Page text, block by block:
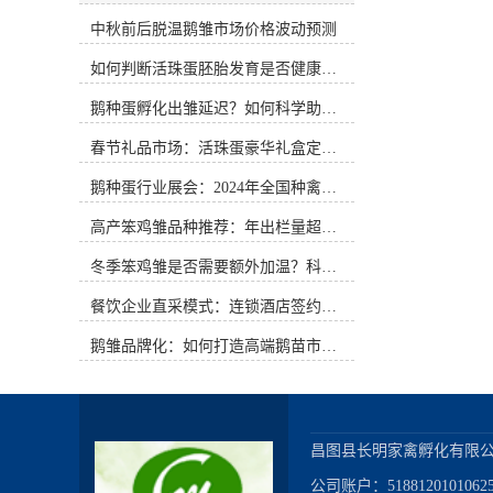
在清洁的浅水塘内进行放水，开端时
刻要短，路要近。6、防治疾病。雏
勤换勤晒，料槽每周用碱水刷1次，
瘟。常见问答：问：怎么调整孵化机
进步出雏质量?答：在操控好很合适孵
化机运转的环境条件后，假如孵化机
内不同方位的种蛋温度还有不同，可
以尝试做以下调整，进步出雏均匀
度。箱体机，在孵化12天左右时，可
位之间相互换位，3、4车位之间相互
的出雏陕慢不一致。巷道机，可以在
1～4车位的上、下方位装置挡风板，
意图是挡住上、下的风，让更多的风
步出雏。众所周知，空气交流在孵化
过程中是一个至关重要的目标。为了
风味的食品正悄然迎来新的发展机
遇。活珠蛋，这一源自江南民间的特
涵，在年节礼品市场中展现出前所未
有的潜力。如何通过创新的礼盒包装
设计，让这一传统美食突破地域限
制，成为年节馈赠的新选择，是当前
值得深入探讨的课题。文化内涵与情
感联结：包装设计的核心基石活珠蛋
并非普通的食品，它承载着特定地域
的饮食记忆与文化传承。其制作工艺
间把握，才能在蛋内形成半胚胎化的
特殊状态。这种独特的制作过程本身
就蕴含着匠心与传统的温度。在礼盒
包装设计中，应当深入挖掘这一文化
内涵，将其转化为视觉语言与情感联
味的图案元素，如 subtle 的水波纹、
亭台楼阁剪影或传统花鸟图案，营造
中秋前后脱温鹅雏市场价格波动预测
如何判断活珠蛋胚胎发育是否健康？照蛋操作指南
鹅种蛋孵化出雏延迟？如何科学助产提高成活率？
春节礼品市场：活珠蛋豪华礼盒定价与渠道策略
鹅种蛋行业展会：2024年全国种禽博览会预告
高产笨鸡雏品种推荐：年出栏量超万只的鸡种
冬季笨鸡雏是否需要额外加温？科学数据解析
餐饮企业直采模式：连锁酒店签约脱温大种鹅雏供应商
鹅雏品牌化：如何打造高端鹅苗市场？
昌图县长明家禽孵化有限
公司账户：